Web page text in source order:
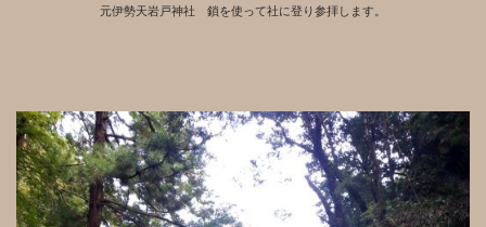
元伊勢天岩戸神社 鎖を使って社に登り参拝します。